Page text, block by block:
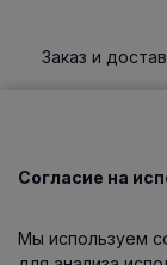
Заказ и
Каталог
Согласие на
Мы используем